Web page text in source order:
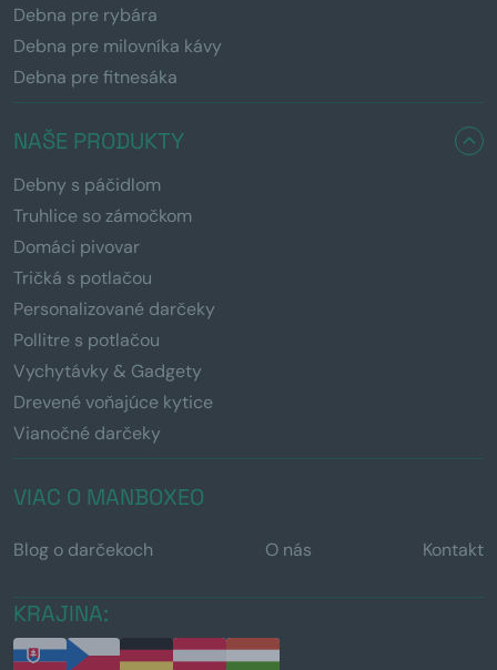
Debna pre rybára
Debna pre milovníka kávy
Debna pre fitnesáka
NAŠE PRODUKTY
Debny s páčidlom
Truhlice so zámočkom
Domáci pivovar
Tričká s potlačou
Personalizované darčeky
Pollitre s potlačou
Vychytávky & Gadgety
Drevené voňajúce kytice
Vianočné darčeky
VIAC O MANBOXEO
Blog o darčekoch O nás Kontakt
KRAJINA: